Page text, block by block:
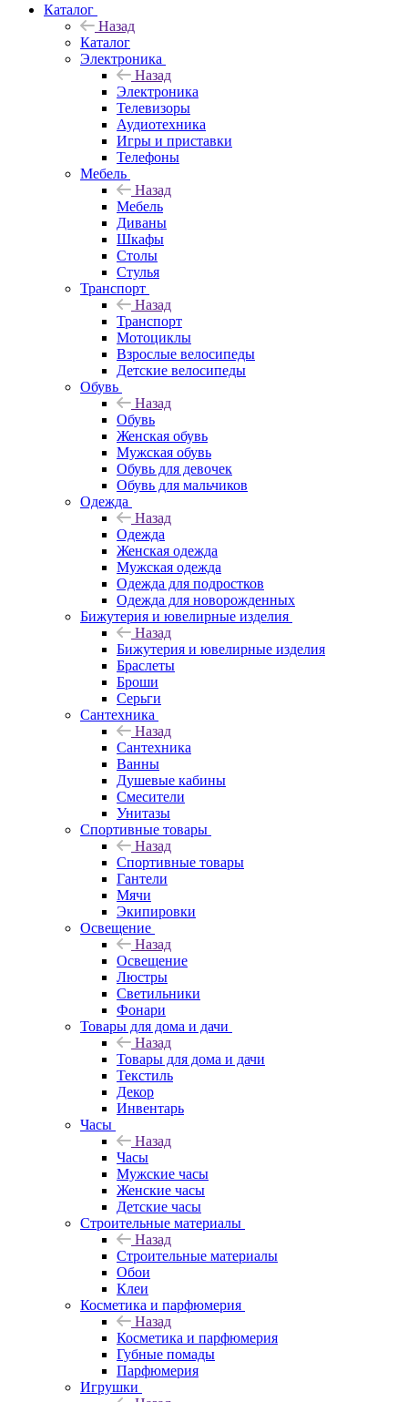
Каталог
Назад
Каталог
Электроника
Назад
Электроника
Телевизоры
Аудиотехника
Игры и приставки
Телефоны
Мебель
Назад
Мебель
Диваны
Шкафы
Столы
Стулья
Транспорт
Назад
Транспорт
Мотоциклы
Взрослые велосипеды
Детские велосипеды
Обувь
Назад
Обувь
Женская обувь
Мужская обувь
Обувь для девочек
Обувь для мальчиков
Одежда
Назад
Одежда
Женская одежда
Мужская одежда
Одежда для подростков
Одежда для новорожденных
Бижутерия и ювелирные изделия
Назад
Бижутерия и ювелирные изделия
Браслеты
Броши
Серьги
Сантехника
Назад
Сантехника
Ванны
Душевые кабины
Смесители
Унитазы
Спортивные товары
Назад
Спортивные товары
Гантели
Мячи
Экипировки
Освещение
Назад
Освещение
Люстры
Светильники
Фонари
Товары для дома и дачи
Назад
Товары для дома и дачи
Текстиль
Декор
Инвентарь
Часы
Назад
Часы
Мужские часы
Женские часы
Детские часы
Строительные материалы
Назад
Строительные материалы
Обои
Клеи
Косметика и парфюмерия
Назад
Косметика и парфюмерия
Губные помады
Парфюмерия
Игрушки